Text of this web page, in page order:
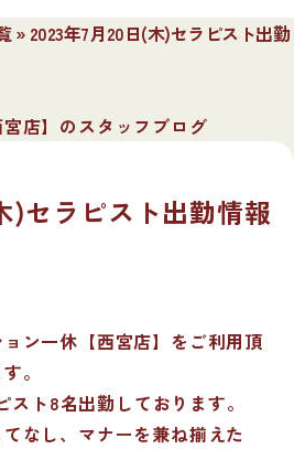
» 2023年7月20日(木)セラピスト出勤
店】のスタッフブログ
)セラピスト出勤情報
ン一休【西宮店】をご利用頂
。
ト8名出勤しております。
なし、マナーを兼ね揃えた